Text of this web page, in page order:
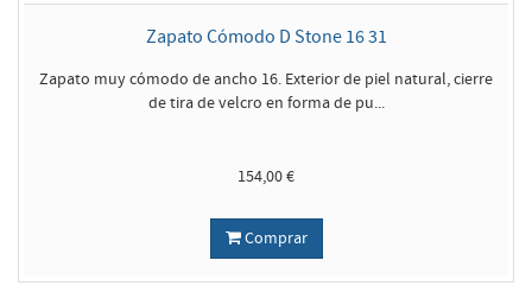
Zapato Cómodo D Stone 16 31
Zapato muy cómodo de ancho 16. Exterior de piel natural, cierre
de tira de velcro en forma de pu...
154,00 €
Comprar